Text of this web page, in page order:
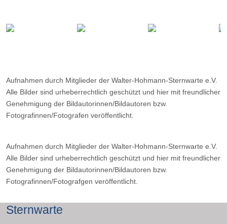
Ort: ---
Aufnahmen durch Mitglieder der Walter-Hohmann-Sternwarte e.V.
Alle Bilder sind urheberrechtlich geschützt und hier mit freundlicher
Genehmigung der Bildautorinnen/Bildautoren bzw.
Fotografinnen/Fotografen veröffentlicht.
Aufnahmen durch Mitglieder der Walter-Hohmann-Sternwarte e.V.
Alle Bilder sind urheberrechtlich geschützt und hier mit freundlicher
Genehmigung der Bildautorinnen/Bildautoren bzw.
Fotografinnen/Fotografgen veröffentlicht.
Sternwarte